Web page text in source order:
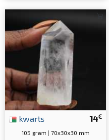
14€
kwarts
105 gram | 70x30x30 mm